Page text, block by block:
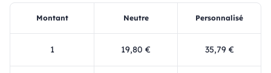
Montant Neutre Personnalisé
1 19,80 € 35,79 €